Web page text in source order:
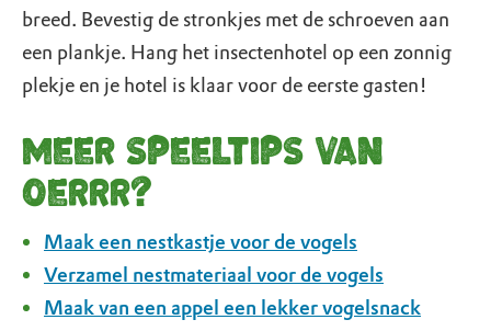
breed. Bevestig de stronkjes met de schroeven aan
een plankje. Hang het insectenhotel op een zonnig
plekje en je hotel is klaar voor de eerste gasten!
Meer speeltips van
OERRR?
Maak een nestkastje voor de vogels
Verzamel nestmateriaal voor de vogels
Maak van een appel een lekker vogelsnack